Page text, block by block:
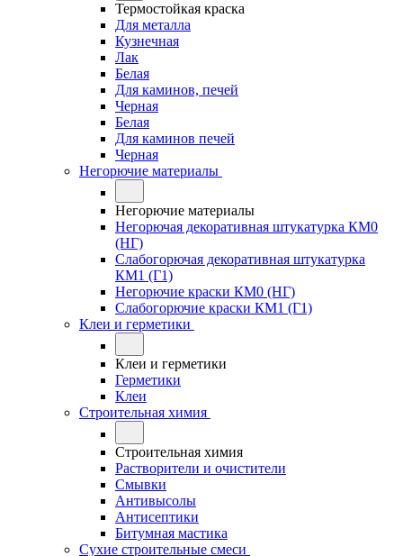
Термостойкая краска
Для металла
Кузнечная
Лак
Белая
Для каминов, печей
Черная
Белая
Для каминов печей
Черная
Негорючие материалы
Негорючие материалы
Негорючая декоративная штукатурка КМ0
(НГ)
Слабогорючая декоративная штукатурка
КМ1 (Г1)
Негорючие краски КМ0 (НГ)
Слабогорючие краски КМ1 (Г1)
Клеи и герметики
Клеи и герметики
Герметики
Клеи
Строительная химия
Строительная химия
Растворители и очистители
Смывки
Антивысолы
Антисептики
Битумная мастика
Сухие строительные смеси